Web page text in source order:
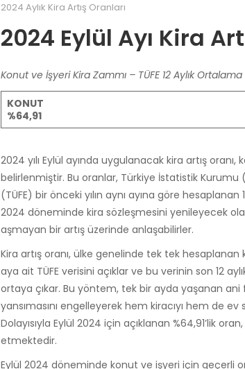
2024 Aylık Kira Artış Oranları
2024 Eylül Ayı Kira
Konut ve İşyeri Kira Zammı – TÜFE 12 Aylık Ortalama
KONUT
%64,91
2024 yılı Eylül ayında uygulanacak kira artış
belirlenmiştir. Bu oranlar, Türkiye İstatistik Kurumu
(TÜFE) bir önceki yılın aynı ayına göre
2024 döneminde kira sözleşmesini yenileyecek
aşmayan bir artış üzerinde anlaşabilirler.
Kira artış oranı, ülke genelinde tek tek
aya ait TÜFE verisini açıklar ve bu verinin son 12
ortaya çıkar. Bu yöntem, tek bir ayda yaşanan ani
yansımasını engelleyerek hem kiracıyı hem de
Dolayısıyla Eylül 2024 için açıklanan %64,91’lik
etmektedir.
Eylül 2024 döneminde konut ve işyeri için geçerli